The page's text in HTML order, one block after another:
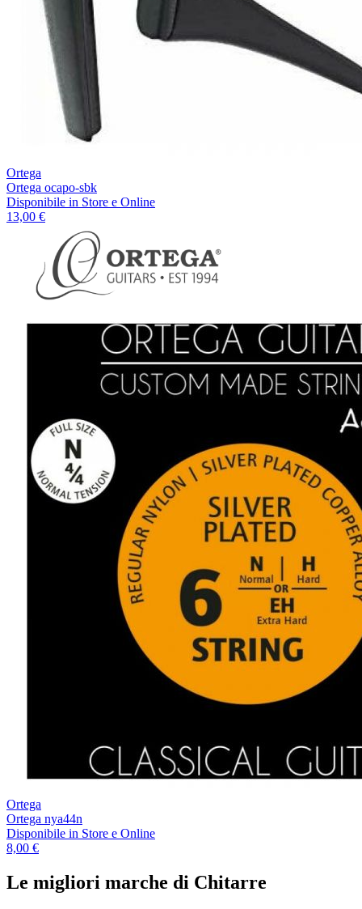
Ortega
Ortega ocapo-sbk
Disponibile in Store e Online
13,00 €
Ortega
Ortega nya44n
Disponibile in Store e Online
8,00 €
Le migliori marche di Chitarre